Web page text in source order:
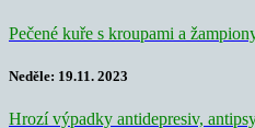
Pečené kuře s kroupami a
Neděle: 19.11. 2023
Hrozí výpadky antidepresiv,